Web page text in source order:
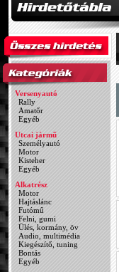
Versenyautó
Rally
Amatőr
Egyéb
Utcai jármű
Személyautó
Motor
Kisteher
Egyéb
Alkatrész
Motor
Hajtáslánc
Futómű
Felni, gumi
Ülés, kormány, öv
Audio, multimédia
Kiegészítő, tuning
Bontás
Egyéb